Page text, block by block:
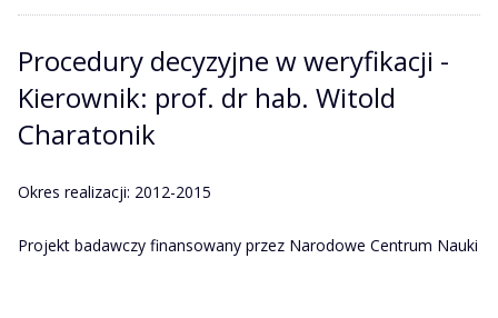
Procedury decyzyjne w weryfikacji -
Kierownik: prof. dr hab. Witold
Charatonik
Okres realizacji: 2012-2015
Projekt badawczy finansowany przez Narodowe Centrum Nauki